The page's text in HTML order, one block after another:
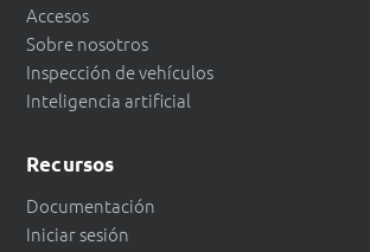
Accesos
Sobre nosotros
Inspección de vehículos
Inteligencia artificial
Recursos
Documentación
Iniciar sesión